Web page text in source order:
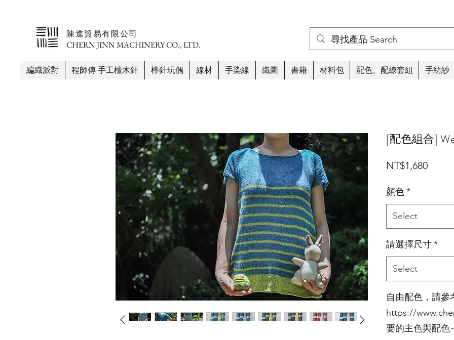
​陳進貿易有限公司
CHERN JINN MACHINERY CO., LTD.
編織派對 程師傅 手工檀木針 棒針玩偶 線材 手染線 織圖 書籍 材料包 配色、配線套組 手紡紗
[配色組合]
NT$1,680Price
顏色*
Select
請選擇尺寸*
Select
自由配色，請參
https://
要的主色與配色